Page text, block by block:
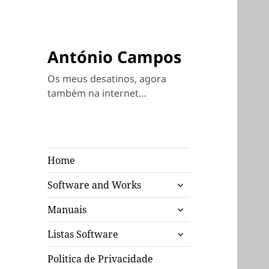
António Campos
Os meus desatinos, agora
também na internet…
Home
Software and Works
expandir
submenu
Manuais
expandir
submenu
Listas Software
expandir
submenu
Politica de Privacidade